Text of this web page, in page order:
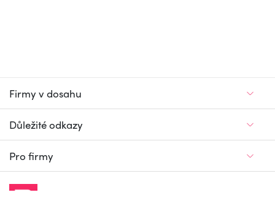
Firmy v dosahu
Důležité odkazy
Pro firmy